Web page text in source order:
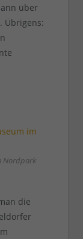
über
Übrigens:
Nordpark
die